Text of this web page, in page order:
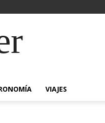
VIAJES